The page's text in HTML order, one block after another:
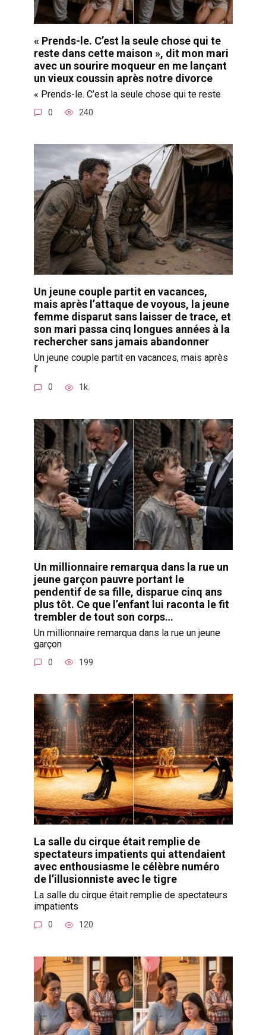
« Prends-le. C’est la seule chose qui te
reste dans cette maison », dit mon mari
avec un sourire moqueur en me lançant
un vieux coussin après notre divorce
« Prends-le. C’est la seule chose qui te reste
0 240
Un jeune couple partit en vacances,
mais après l’attaque de voyous, la jeune
femme disparut sans laisser de trace, et
son mari passa cinq longues années à la
rechercher sans jamais abandonner
Un jeune couple partit en vacances, mais après
l’
0 1k.
Un millionnaire remarqua dans la rue un
jeune garçon pauvre portant le
pendentif de sa fille, disparue cinq ans
plus tôt. Ce que l’enfant lui raconta le fit
trembler de tout son corps…
Un millionnaire remarqua dans la rue un jeune
garçon
0 199
La salle du cirque était remplie de
spectateurs impatients qui attendaient
avec enthousiasme le célèbre numéro
de l’illusionniste avec le tigre
La salle du cirque était remplie de spectateurs
impatients
0 120